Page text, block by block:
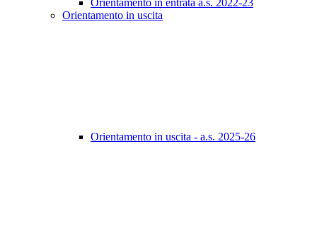
Orientamento in entrata a.s. 2022-23
Orientamento in uscita
Orientamento in uscita - a.s. 2025-26